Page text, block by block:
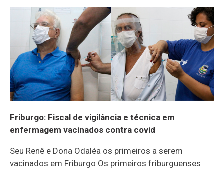
Friburgo: Fiscal de vigilância e técnica em
enfermagem vacinados contra covid
Seu Renê e Dona Odaléa os primeiros a serem
vacinados em Friburgo Os primeiros friburguenses